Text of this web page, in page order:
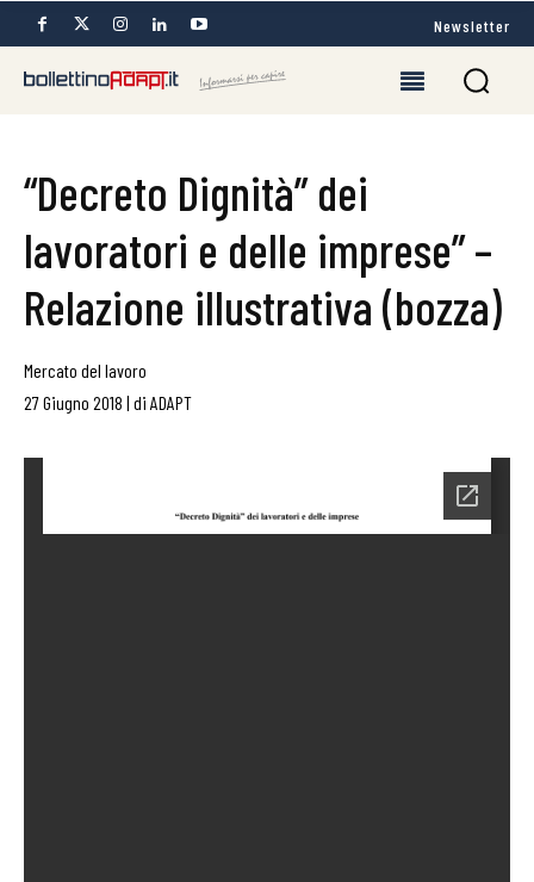
Newsletter
“Decreto Dignità” dei
lavoratori e delle imprese” –
Relazione illustrativa (bozza)
Mercato del lavoro
27 Giugno 2018 | di ADAPT